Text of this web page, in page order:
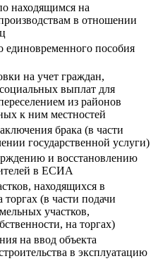
находящимся на
в отношении
единовременного пособия
на учет граждан,
выплат для
из районов
к ним местностей
брака (в части
государственной услуги)
и восстановлению
в ЕСИА
находящихся в
(в части подачи
участков,
на торгах)
на ввод объекта
в эксплуатацию